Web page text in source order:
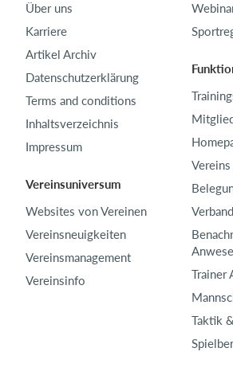
Über uns
Karriere
Artikel Archiv
Datenschutzerklärung
Terms and conditions
Inhaltsverzeichnis
Impressum
Vereinsuniversum
Websites von Vereinen
Vereinsneuigkeiten
Vereinsmanagement
Vereinsinfo
Vereins
Trainer
Taktik